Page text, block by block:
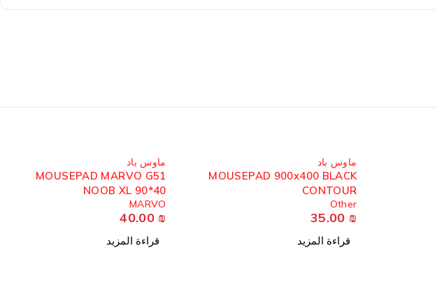
ماوس باد
MOUSEPAD 900x400 BLACK
CONTOUR
Other
35.00 ₪
قراءة المزيد
ماوس باد
MOUSEPAD MARVO G51
NOOB XL 90*40
MARVO
40.00 ₪
قراءة المزيد